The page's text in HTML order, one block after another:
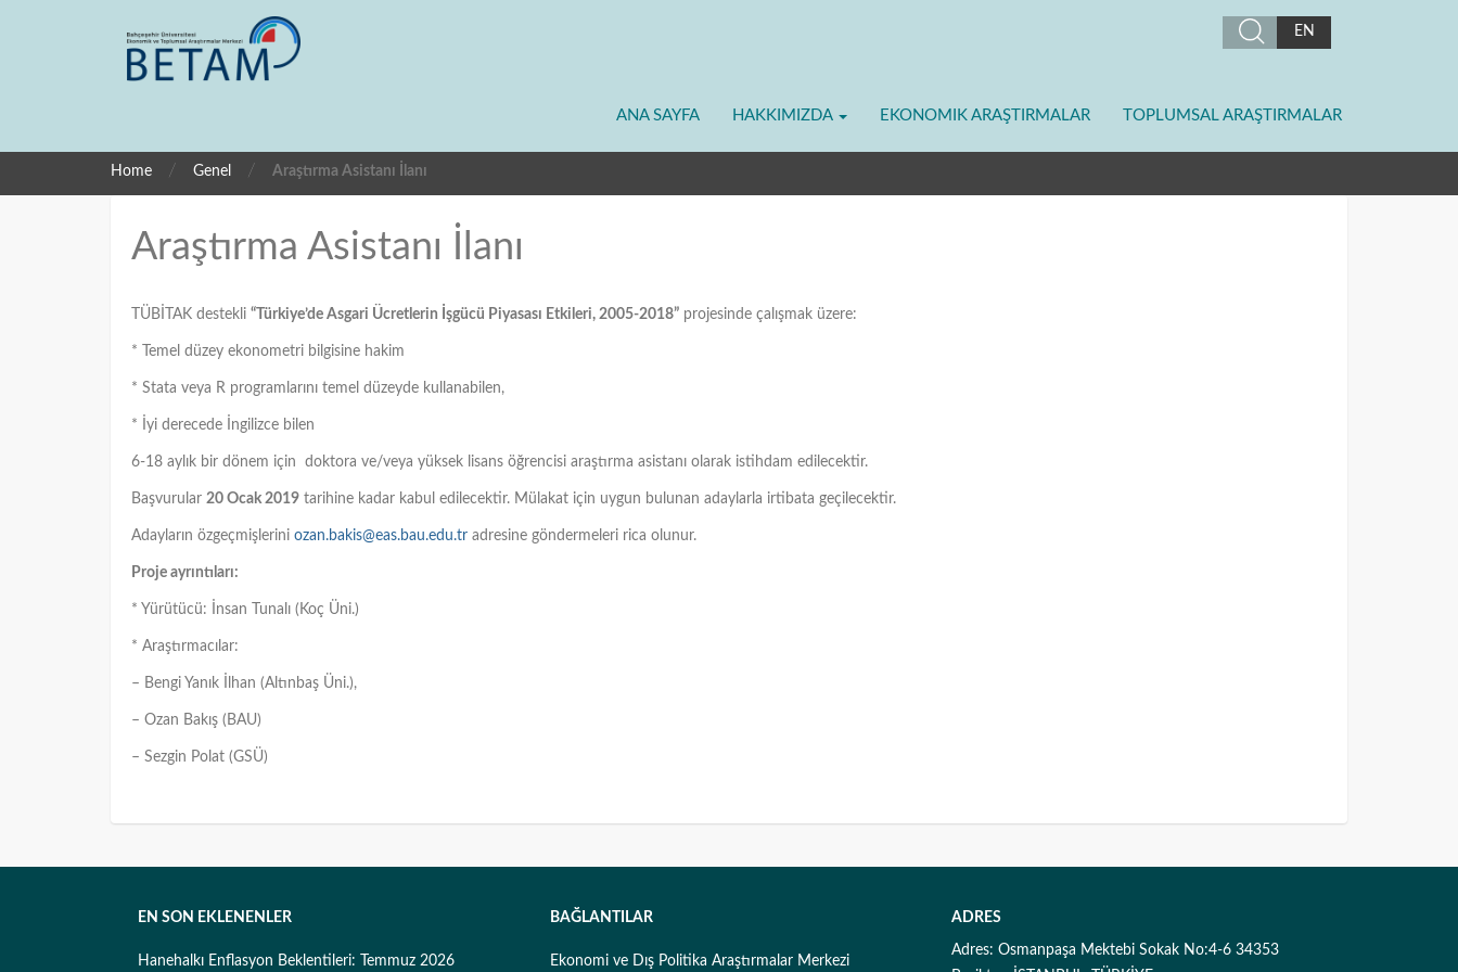
EN
ANA SAYFA HAKKIMIZDA EKONOMIK ARAŞTIRMALAR TOPLUMSAL ARAŞTIRMALAR
Home / Genel / Araştırma Asistanı İlanı
Araştırma Asistanı İlanı
TÜBİTAK destekli “Türkiye’de Asgari Ücretlerin İşgücü Piyasası Etkileri, 2005-2018” projesinde çalışmak üzere:
* Temel düzey ekonometri bilgisine hakim
* Stata veya R programlarını temel düzeyde kullanabilen,
* İyi derecede İngilizce bilen
6-18 aylık bir dönem için doktora ve/veya yüksek lisans öğrencisi araştırma asistanı olarak istihdam edilecektir.
Başvurular 20 Ocak 2019 tarihine kadar kabul edilecektir. Mülakat için uygun bulunan adaylarla irtibata geçilecektir.
Adayların özgeçmişlerini ozan.bakis@eas.bau.edu.tr adresine göndermeleri rica olunur.
Proje ayrıntıları:
* Yürütücü: İnsan Tunalı (Koç Üni.)
* Araştırmacılar:
– Bengi Yanık İlhan (Altınbaş Üni.),
– Ozan Bakış (BAU)
– Sezgin Polat (GSÜ)
EN SON EKLENENLER
Hanehalkı Enflasyon Beklentileri: Temmuz 2026
BAĞLANTILAR
Ekonomi ve Dış Politika Araştırmalar Merkezi
ADRES
Adres: Osmanpaşa Mektebi Sokak No:4-6 34353